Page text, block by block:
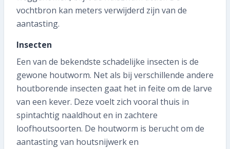
vochtbron kan meters verwijderd zijn van de
aantasting.
Insecten
Een van de bekendste schadelijke insecten is de
gewone houtworm. Net als bij verschillende andere
houtborende insecten gaat het in feite om de larve
van een kever. Deze voelt zich vooral thuis in
spintachtig naaldhout en in zachtere
loofhoutsoorten. De houtworm is berucht om de
aantasting van houtsnijwerk en